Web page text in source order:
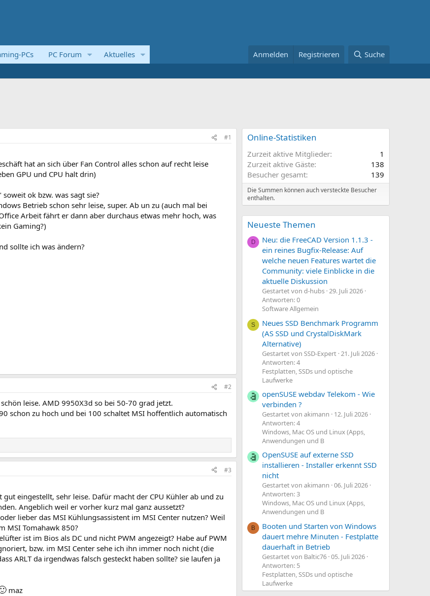
PCs PC Forum Aktuelles Anmelden Registrieren Suche
#1
hat an sich über Fan Control alles schon auf recht leise
GPU und CPU halt drin)
soweit ok bzw. was sagt sie?
Betrieb schon sehr leise, super. Ab un zu (auch mal bei
Arbeit fährt er dann aber durchaus etwas mehr hoch, was
Gaming?)
sollte ich was ändern?
#2
leise. AMD 9950X3d so bei 50-70 grad jetzt.
schon zu hoch und bei 100 schaltet MSI hoffentlich automatisch
#3
eingestellt, sehr leise. Dafür macht der CPU Kühler ab und zu
Angeblich weil er vorher kurz mal ganz aussetzt?
lieber das MSI Kühlungsassistent im MSI Center nutzen? Weil
MSI Tomahawk 850?
ist im Bios als DC und nicht PWM angezeigt? Habe auf PWM
bzw. im MSI Center sehe ich ihn immer noch nicht (die
ARLT da irgendwas falsch gesteckt haben sollte? sie laufen ja
maz
Online-Statistiken
Zurzeit aktive Mitglieder
1
Zurzeit aktive Gäste
138
Besucher gesamt
139
Die Summen können auch versteckte Besucher
enthalten.
Neueste Themen
D
Neu: die FreeCAD Version 1.1.3 -
ein reines Bugfix-Release: Auf
welche neuen Features wartet die
Community: viele Einblicke in die
aktuelle Diskussion
Gestartet von d-hubs 29. Juli 2026
Antworten: 0
Software Allgemein
S
Neues SSD Benchmark Programm
(AS SSD und CrystalDiskMark
Alternative)
Gestartet von SSD-Expert 21. Juli 2026
Antworten: 4
Festplatten, SSDs und optische
Laufwerke
openSUSE webdav Telekom - Wie
verbinden ?
Gestartet von akimann
12. Juli 2026
Antworten: 4
Windows, Mac OS und Linux (Apps,
Anwendungen und B
OpenSUSE auf externe SSD
installieren - Installer erkennt SSD
nicht
Gestartet von akimann 06. Juli 2026
Antworten: 3
Windows, Mac OS und Linux (Apps,
Anwendungen und B
B
Booten und Starten von Windows
dauert mehre Minuten - Festplatte
dauerhaft in Betrieb
Gestartet von Baltic76 05. Juli 2026
Antworten: 5
Festplatten, SSDs und optische
Laufwerke